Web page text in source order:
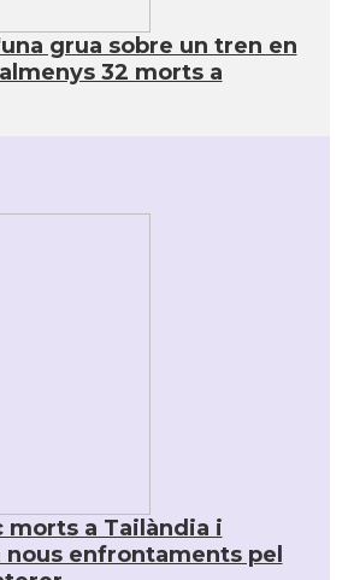
grua sobre un tren en
32 morts a
morts a Tailàndia i
nous enfrontaments pel